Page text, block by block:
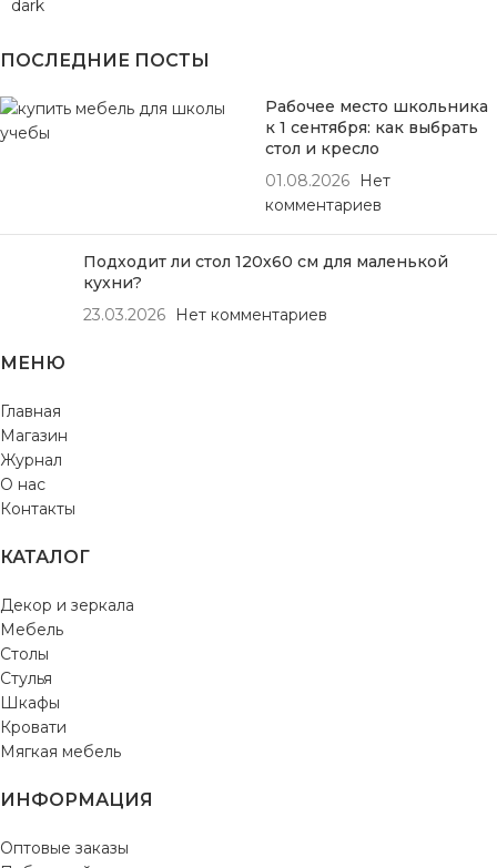
ПОСЛЕДНИЕ ПОСТЫ
Рабочее место школьника
к 1 сентября: как выбрать
стол и кресло
01.08.2026
Нет
комментариев
Подходит ли стол 120х60 см для маленькой
кухни?
23.03.2026
Нет комментариев
МЕНЮ
Главная
Магазин
Журнал
О нас
Контакты
КАТАЛОГ
Декор и зеркала
Мебель
Столы
Стулья
Шкафы
Кровати
Мягкая мебель
ИНФОРМАЦИЯ
Оптовые заказы